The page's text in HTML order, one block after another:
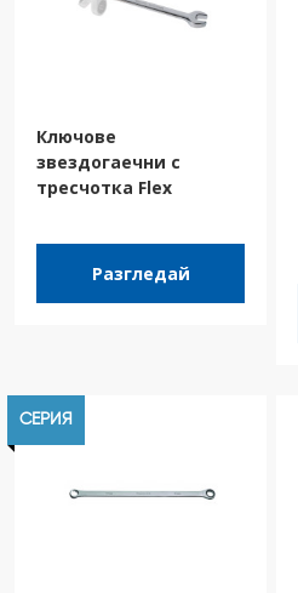
Ключове
звездогаечни с
тресчотка Flex
Разгледай
СЕРИЯ